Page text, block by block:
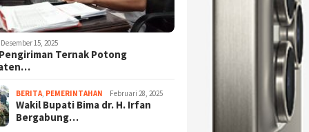
Desember 15, 2025
Ternak Potong
BERITA PEMERINTAHAN Februari 28, 2025
Wakil Bupati Bima dr. H. Irfan
Bergabung…